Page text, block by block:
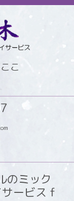
こ
のミック
ービス f